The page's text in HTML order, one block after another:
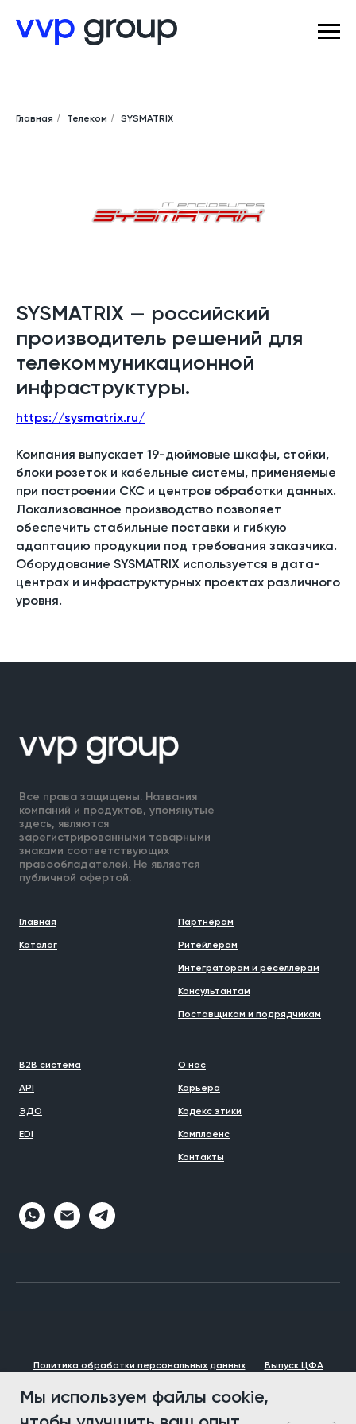
Главная / Телеком / SYSMATRIX
SYSMATRIX — российский
производитель решений для
телекоммуникационной
инфраструктуры.
https://sysmatrix.ru/
Компания выпускает 19-дюймовые шкафы, стойки,
блоки розеток и кабельные системы, применяемые
при построении СКС и центров обработки данных.
Локализованное производство позволяет
обеспечить стабильные поставки и гибкую
адаптацию продукции под требования заказчика.
Оборудование SYSMATRIX используется в дата-
центрах и инфраструктурных проектах различного
уровня.
Все права защищены. Названия
компаний и продуктов, упомянутые
здесь, являются
зарегистрированными товарными
знаками соответствующих
правообладателей. Не является
публичной офертой.
Главная
Каталог
Партнёрам
Ритейлерам
Интеграторам и реселлерам
Консультантам
Поставщикам и подрядчикам
B2B система
API
ЭДО
EDI
О нас
Карьера
Кодекс этики
Комплаенс
Контакты
Политика обработки персональных данных
Выпуск ЦФА
Мы используем файлы cookie,